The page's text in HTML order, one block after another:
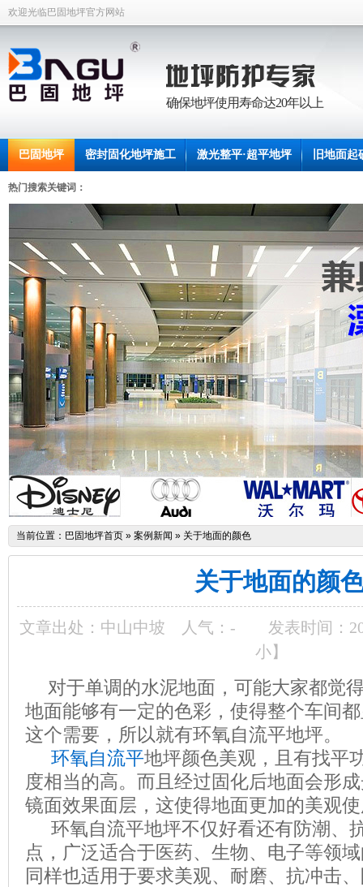
欢迎光临巴固地坪官方网站
确保地坪使用寿命达20年以上
巴固地坪 密封固化地坪施工 激光整平·超平地坪 旧地面起
联系中坡
热门搜索关键词：
当前位置： 巴固地坪首页 » 案例新闻 » 关于地面的颜色
关于地面的颜
文章出处：中山中坡 人气： -
发表时间：
小】
对于单调的水泥地面，可能大家都觉
地面能够有一定的色彩，使得整个车间
这个需要，所以就有环氧自流平地坪。
环氧自流平地坪颜色美观，且有找平
度相当的高。而且经过固化后地面会形
镜面效果面层，这使得地面更加的美观
环氧自流平地坪不仅好看还有防潮、
点，广泛适合于医药、生物、电子等领
同样也适用于要求美观、耐磨、抗冲击